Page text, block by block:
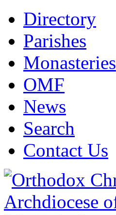
Directory
Parishes
Monasteries
OMF
News
Search
Contact Us